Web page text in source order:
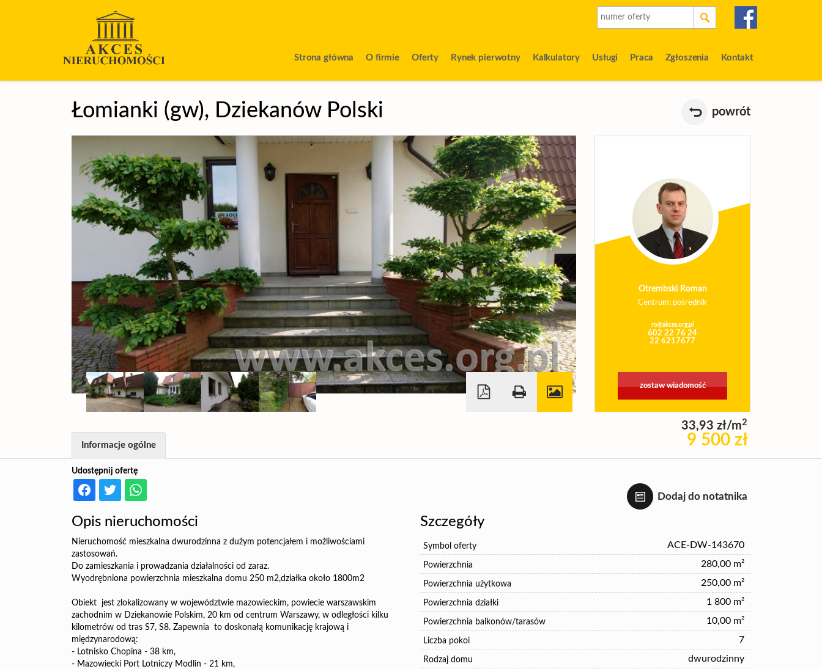
Strona główna O firmie Oferty Rynek pierwotny Kalkulatory Usługi Praca Zgłoszenia Kontakt
Łomianki (gw), Dziekanów Polski powrót
Otrembski Roman
Centrum; pośrednik
ro@akces.org.pl
602 22 76 24
22 6217677
zostaw wiadomość
33,93 zł/m2
9 500 zł
Dodaj do notatnika
Udostępnij ofertę
Informacje ogólne
Opis nieruchomości
Nieruchomość mieszkalna dwurodzinna z dużym potencjałem i możliwościami
zastosowań.
Do zamieszkania i prowadzania działalności od zaraz.
Wyodrębniona powierzchnia mieszkalna domu 250 m2,działka około 1800m2
Obiekt
jest zlokalizowany w województwie mazowieckim, powiecie warszawskim
zachodnim w Dziekanowie Polskim, 20 km od centrum Warszawy, w odległości kilku
kilometrów od tras S7, S8. Zapewnia
to doskonałą komunikację krajową i
międzynarodową:
- Lotnisko Chopina - 38 km,
- Mazowiecki Port Lotniczy Modlin - 21 km,
Szczegóły
Symbol oferty ACE-DW-143670
Powierzchnia 280,00 m²
Powierzchnia użytkowa 250,00 m²
Powierzchnia działki 1 800 m²
Powierzchnia balkonów/tarasów 10,00 m²
Liczba pokoi 7
Rodzaj domu dwurodzinny